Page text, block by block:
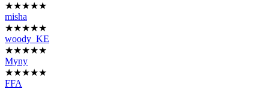
★★★★★
misha
★★★★★
woody_KE
★★★★★
Myny
★★★★★
FFA